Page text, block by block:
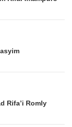
Rifa’i Romly